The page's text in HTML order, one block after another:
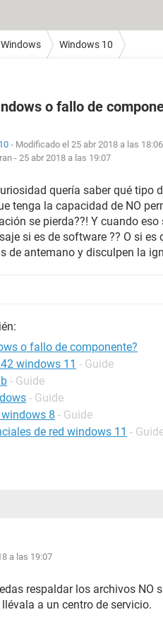
Windows Windows 10
o fallo de
- Modificado el 25 abr 2018 a las 18:06
- 25 abr 2018 a las 19:07
quería saber qué tipo
tenga la capacidad de NO
se pierda??! Y cuando
si es de software ?? O si
de antemano y disculpen la
o fallo de componente?
windows 11 - Guide
- Guide
- Guide
8 - Guide
de red windows 11 -
a las 19:07
respaldar los archivos NO
a un centro de servicio.